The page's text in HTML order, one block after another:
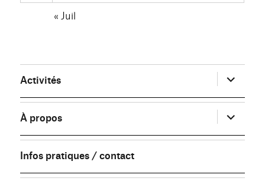
« Juil
Activités ouvrir
le
sous-
menu
À propos
ouvrir
le
sous-
menu
Infos pratiques / contact